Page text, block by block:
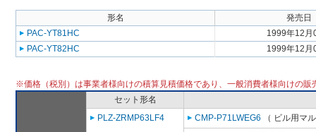
形名
発売日
PAC-YT81HC
1999年12月
PAC-YT82HC
1999年12月
※価格（税別）は事業者様向けの積算見積価格であり、一般消費者様向けの販
セット形名
PLZ-ZRMP63LF4
CMP-P71LWEG6 （ ビル用マ